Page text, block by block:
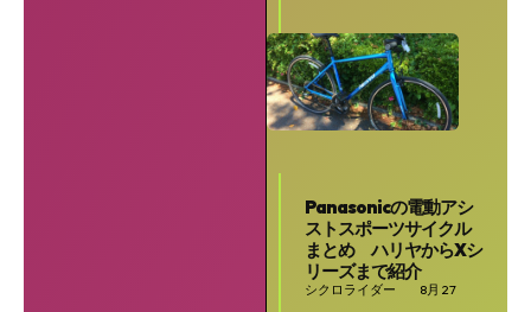
Panasonicの電動アシ
ストスポーツサイクル
まとめ ハリヤからXシ
リーズまで紹介
シクロライダー 8月 27